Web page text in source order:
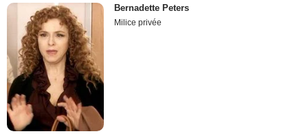
Bernadette Peters
Milice privée